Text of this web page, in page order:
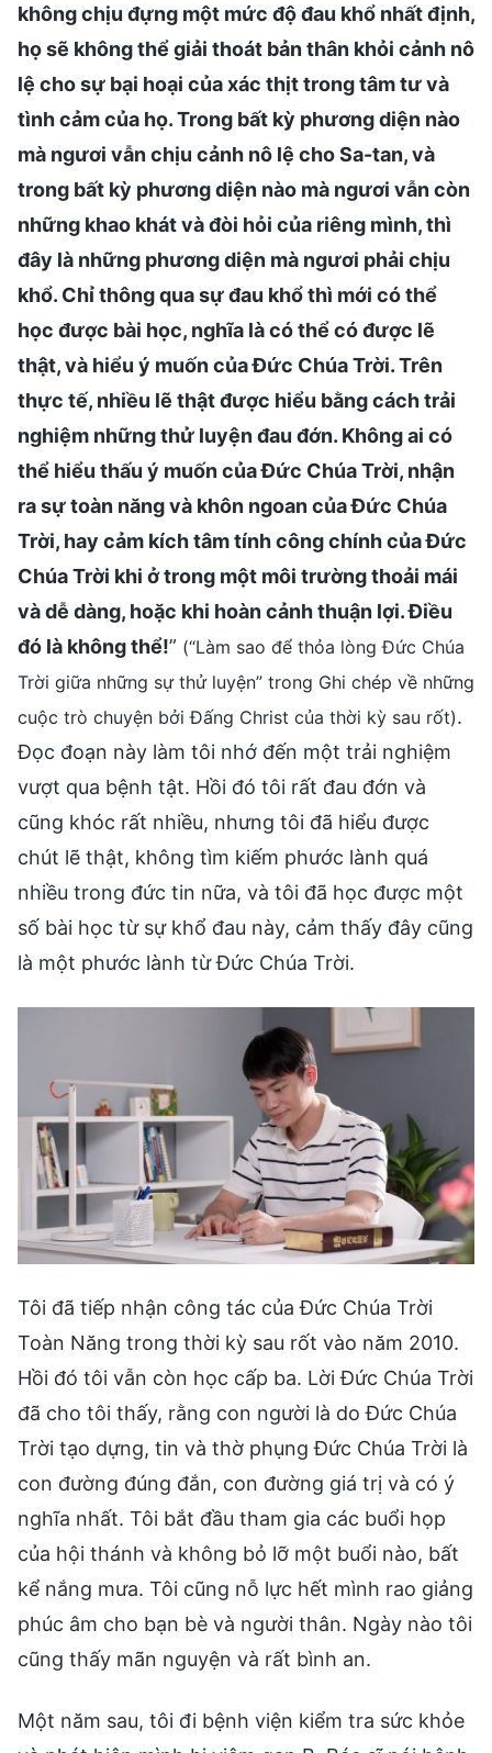
không chịu đựng một mức độ đau khổ nhất định,
họ sẽ không thể giải thoát bản thân khỏi cảnh nô
lệ cho sự bại hoại của xác thịt trong tâm tư và
tình cảm của họ. Trong bất kỳ phương diện nào
mà ngươi vẫn chịu cảnh nô lệ cho Sa-tan, và
trong bất kỳ phương diện nào mà ngươi vẫn còn
những khao khát và đòi hỏi của riêng mình, thì
đây là những phương diện mà ngươi phải chịu
khổ. Chỉ thông qua sự đau khổ thì mới có thể
học được bài học, nghĩa là có thể có được lẽ
thật, và hiểu ý muốn của Đức Chúa Trời. Trên
thực tế, nhiều lẽ thật được hiểu bằng cách trải
nghiệm những thử luyện đau đớn. Không ai có
thể hiểu thấu ý muốn của Đức Chúa Trời, nhận
ra sự toàn năng và khôn ngoan của Đức Chúa
Trời, hay cảm kích tâm tính công chính của Đức
Chúa Trời khi ở trong một môi trường thoải mái
và dễ dàng, hoặc khi hoàn cảnh thuận lợi. Điều
đó là không thể!” (“Làm sao để thỏa lòng Đức Chúa
Trời giữa những sự thử luyện” trong Ghi chép về những
cuộc trò chuyện bởi Đấng Christ của thời kỳ sau rốt).
Đọc đoạn này làm tôi nhớ đến một trải nghiệm
vượt qua bệnh tật. Hồi đó tôi rất đau đớn và
cũng khóc rất nhiều, nhưng tôi đã hiểu được
chút lẽ thật, không tìm kiếm phước lành quá
nhiều trong đức tin nữa, và tôi đã học được một
số bài học từ sự khổ đau này, cảm thấy đây cũng
là một phước lành từ Đức Chúa Trời.
Tôi đã tiếp nhận công tác của Đức Chúa Trời
Toàn Năng trong thời kỳ sau rốt vào năm 2010.
Hồi đó tôi vẫn còn học cấp ba. Lời Đức Chúa Trời
đã cho tôi thấy, rằng con người là do Đức Chúa
Trời tạo dựng, tin và thờ phụng Đức Chúa Trời là
con đường đúng đắn, con đường giá trị và có ý
nghĩa nhất. Tôi bắt đầu tham gia các buổi họp
của hội thánh và không bỏ lỡ một buổi nào, bất
kể nắng mưa. Tôi cũng nỗ lực hết mình rao giảng
phúc âm cho bạn bè và người thân. Ngày nào tôi
cũng thấy mãn nguyện và rất bình an.
Một năm sau, tôi đi bệnh viện kiểm tra sức khỏe